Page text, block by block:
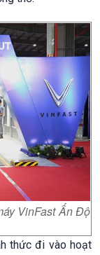
VinFast Ấn Độ
thức đi vào hoạt